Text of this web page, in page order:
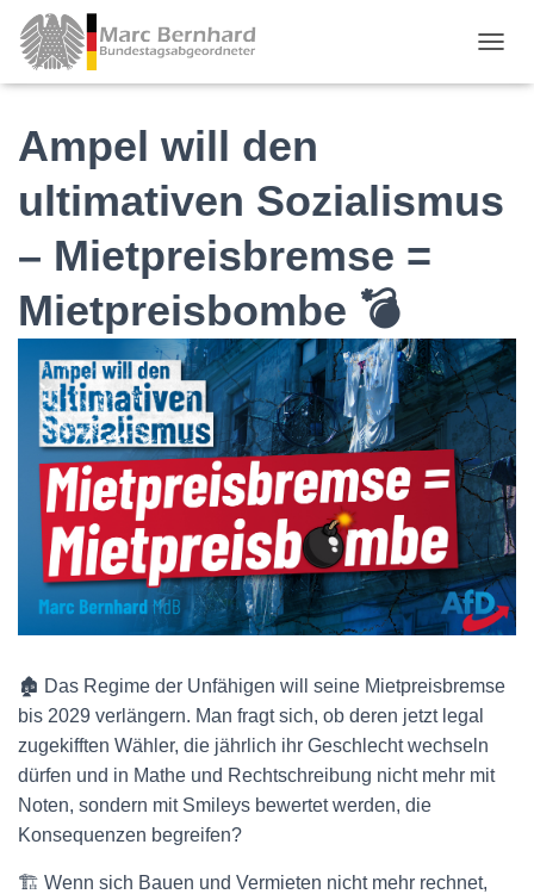
Ampel will den
ultimativen Sozialismus
– Mietpreisbremse =
Mietpreisbombe 💣
🏚 Das Regime der Unfähigen will seine Mietpreisbremse
bis 2029 verlängern. Man fragt sich, ob deren jetzt legal
zugekifften Wähler, die jährlich ihr Geschlecht wechseln
dürfen und in Mathe und Rechtschreibung nicht mehr mit
Noten, sondern mit Smileys bewertet werden, die
Konsequenzen begreifen?
🏗 Wenn sich Bauen und Vermieten nicht mehr rechnet,